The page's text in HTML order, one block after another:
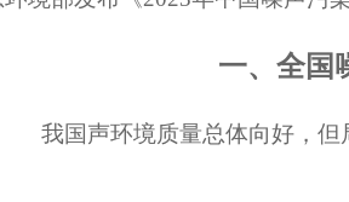
一、全国
我国声环境质量总体向好，但